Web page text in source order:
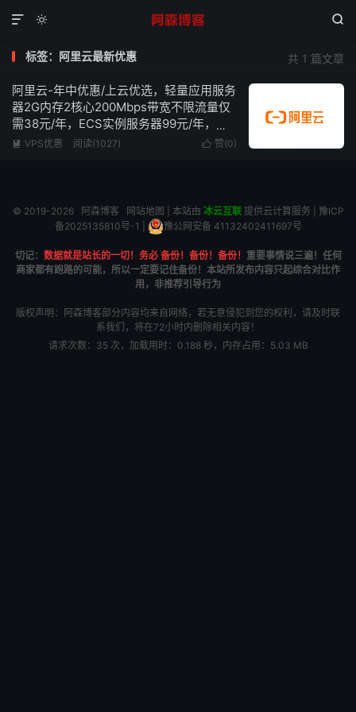
 

共 1 篇文章
标签：阿里云最新优惠
阿里云-年中优惠/上云优选，轻量应用服务
器2G内存2核心200Mbps带宽不限流量仅
需38元/年，ECS实例服务器99元/年，续
费同价！！！
 赞(0)
 VPS优惠 阅读(1027)
© 2019-2026 阿森博客 网站地图 | 本站由 冰云互联提供云计算服务 | 豫ICP
备2025135810号-1
豫公网安备 41132402411697号
切记： 数据就是站长的一切！务必 备份！备份！备份！ 重要事情说三遍！任何
商家都有跑路的可能，所以一定要记住备份！本站所发布内容只起综合对比作
用，非推荐引导行为
版权声明：阿森博客部分内容均来自网络，若无意侵犯到您的权利，请及时联
系我们，将在72小时内删除相关内容！
请求次数：35 次，加载用时：0.188 秒，内存占用：5.03 MB